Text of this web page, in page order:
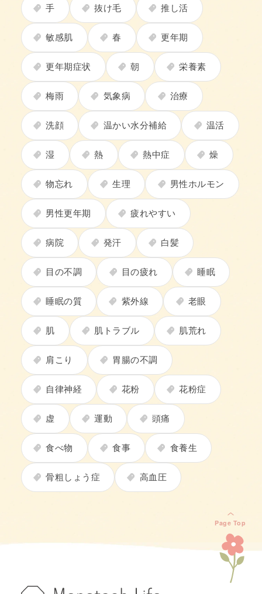
手 抜け毛 推し活
敏感肌 春 更年期
更年期症状 朝 栄養素
梅雨 気象病 治療
洗顔 温かい水分補給 温活
湿 熱 熱中症 燥
物忘れ 生理 男性ホルモン
男性更年期 疲れやすい
病院 発汗 白髪
目の不調 目の疲れ 睡眠
睡眠の質 紫外線 老眼
肌 肌トラブル 肌荒れ
肩こり 胃腸の不調
自律神経 花粉 花粉症
虚 運動 頭痛
食べ物 食事 食養生
骨粗しょう症 高血圧
Page Top